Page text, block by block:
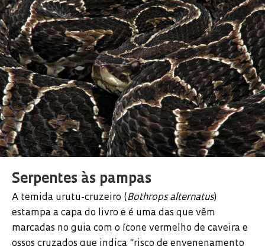
Serpentes às pampas
A temida urutu-cruzeiro (Bothrops alternatus)
estampa a capa do livro e é uma das que vêm
marcadas no guia com o ícone vermelho de caveira e
ossos cruzados que indica “risco de envenenamento